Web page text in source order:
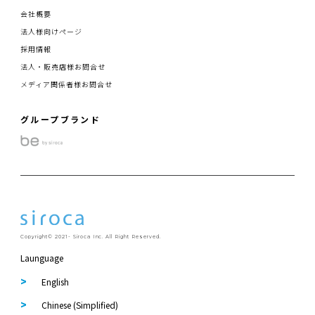
会社概要
法人様向けページ
採用情報
法人・販売店様お問合せ
メディア関係者様お問合せ
グループブランド
Copyright© 2021- Siroca Inc. All Right Reserved.
Launguage
English
Chinese (Simplified)